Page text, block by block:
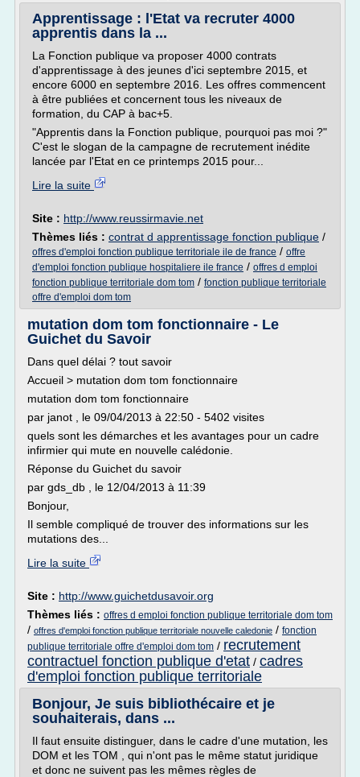
Apprentissage : l'Etat va recruter 4000
apprentis dans la ...
La Fonction publique va proposer 4000 contrats
d'apprentissage à des jeunes d'ici septembre 2015, et
encore 6000 en septembre 2016. Les offres commencent
à être publiées et concernent tous les niveaux de
formation, du CAP à bac+5.
"Apprentis dans la Fonction publique, pourquoi pas moi ?"
C'est le slogan de la campagne de recrutement inédite
lancée par l'Etat en ce printemps 2015 pour...
Lire la suite
Site : http://www.reussirmavie.net
Thèmes liés : contrat d apprentissage fonction publique /
offres d'emploi fonction publique territoriale ile de france / offre
d'emploi fonction publique hospitaliere ile france / offres d emploi
fonction publique territoriale dom tom / fonction publique territoriale
offre d'emploi dom tom
mutation dom tom fonctionnaire - Le
Guichet du Savoir
Dans quel délai ? tout savoir
Accueil > mutation dom tom fonctionnaire
mutation dom tom fonctionnaire
par janot , le 09/04/2013 à 22:50 - 5402 visites
quels sont les démarches et les avantages pour un cadre
infirmier qui mute en nouvelle calédonie.
Réponse du Guichet du savoir
par gds_db , le 12/04/2013 à 11:39
Bonjour,
Il semble compliqué de trouver des informations sur les
mutations des...
Lire la suite
Site : http://www.guichetdusavoir.org
Thèmes liés : offres d emploi fonction publique territoriale dom tom
/ offres d'emploi fonction publique territoriale nouvelle caledonie / fonction
publique territoriale offre d'emploi dom tom / recrutement
contractuel fonction publique d'etat / cadres
d'emploi fonction publique territoriale
Bonjour, Je suis bibliothécaire et je
souhaiterais, dans ...
Il faut ensuite distinguer, dans le cadre d'une mutation, les
DOM et les TOM , qui n'ont pas le même statut juridique
et donc ne suivent pas les mêmes règles de